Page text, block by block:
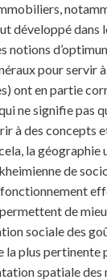
développé dans
pour servir à
ont en partie
ne signifie pas
à des concepts
la géographie
de
de
sociale des
la plus pertinente
spatiale des